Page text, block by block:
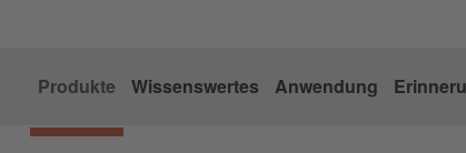
Produkte Wissenswertes Anwendung